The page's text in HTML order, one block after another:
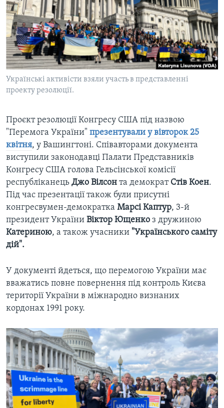
СУСПІЛЬСТВО
ЕКОНОМІКА
ІСТОРІЇ УСПІХУ УКРАЇНЦІВ
ТЕЛЕПРОГРАМИ
ЧАС-TIME
БРИФІНГ ГОЛОСУ АМЕРИКИ
ВІКНО В АМЕРИКУ
ПОГЛЯД З ВАШИНГТОНА
ENGLISH
Learning English
МИ В СОЦМЕРЕЖАХ
Мови
Українські активісти взяли участь в представленні
проекту резолюції.
Проєкт резолюції Конгресу США під назвою
"Перемога України" презентували у вівторок 25
квітня, у Вашингтоні. Співавторами документа
виступили законодавці Палати Представників
Конгресу США голова Гельсінської комісії
республіканець Джо Вілсон та демократ Стів Коен.
Під час презентації також були присутні
конгресвумен-демократка Марсі Каптур, 3-й
президент України Віктор Ющенко з дружиною
Катериною, а також учасники "Українського саміту
дій".
У документі йдеться, що перемогою України має
вважатись повне повернення під контроль Києва
території України в міжнародно визнаних
кордонах 1991 року.